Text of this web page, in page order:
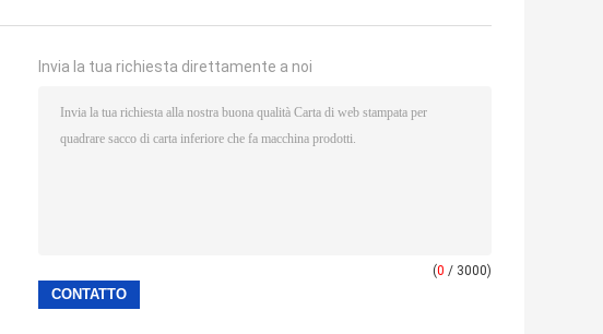
Invia la tua richiesta direttamente a noi
(0 / 3000)